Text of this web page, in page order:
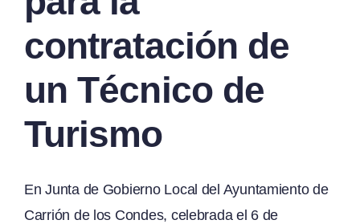
contratación de
un Técnico de
Turismo
En Junta de Gobierno Local del Ayuntamiento de
Carrión de los Condes, celebrada el 6 de